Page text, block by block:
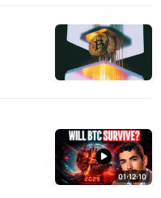
01:12:10